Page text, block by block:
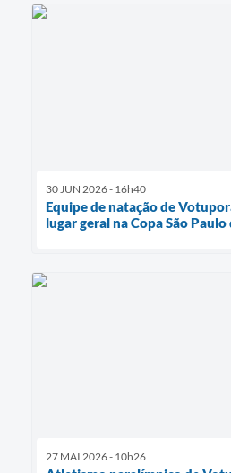
30 JUN 2026 - 16h40
Equipe de natação de
lugar geral na Copa São
27 MAI 2026 - 10h26